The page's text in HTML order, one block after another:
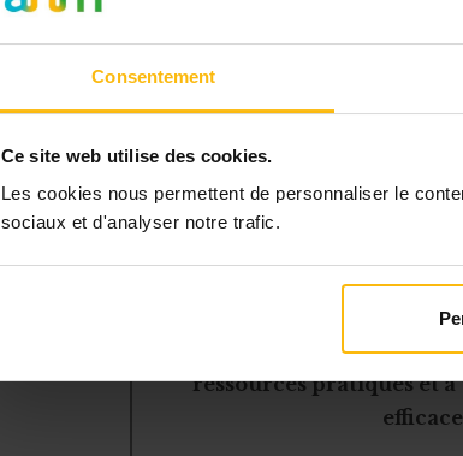
Consentement
Ce site web utilise des cookies.
Les cookies nous permettent de personnaliser le
sociaux et d'analyser notre trafic.
auquel s'ajoutent toutes les
plateforme ou par son
les coûts facturés au
plateforme,
Cet article
L’abonnement
ressources pratiques et